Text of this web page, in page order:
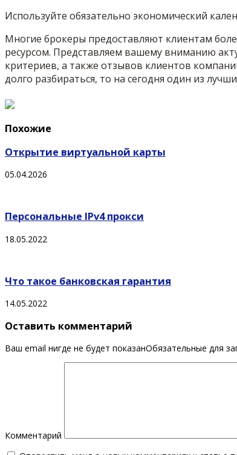
Используйте обязательно экономический
Многие брокеры предоставляют клиентам
ресурсом. Представляем вашему вниманию
критериев, а также отзывов клиентов
долго разбираться, то на сегодня один из
Похожие
Открытие виртуальной карты
05.04.2026
Персональные IPv4 прокси
18.05.2022
Что такое банковская гарантия
14.05.2022
Оставить комментарий
Ваш email нигде не будет показанОбязательные для
Комментарий